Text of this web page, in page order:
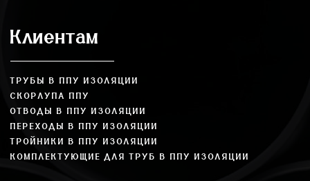
Клиентам
ТРУБЫ В ППУ ИЗОЛЯЦИИ
СКОРЛУПА ППУ
ОТВОДЫ В ППУ ИЗОЛЯЦИИ
ПЕРЕХОДЫ В ППУ ИЗОЛЯЦИИ
ТРОЙНИКИ В ППУ ИЗОЛЯЦИИ
КОМПЛЕКТУЮЩИЕ ДЛЯ ТРУБ В ППУ ИЗОЛЯЦИИ